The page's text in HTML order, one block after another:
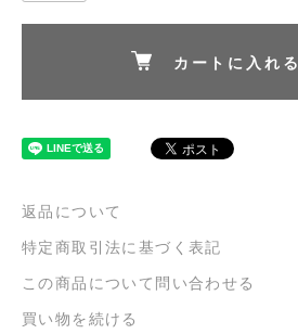
カートに入れる
返品について
特定商取引法に基づく表記
この商品について問い合わせる
買い物を続ける